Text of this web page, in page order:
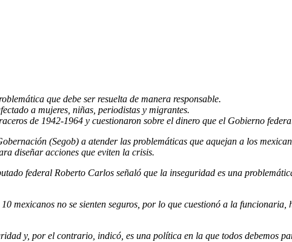
que debe ser resuelta de manera responsable.
a mujeres, niñas, periodistas y migrantes.
de 1942-1964 y cuestionaron sobre el dinero que el Gobierno
(Segob) a atender las problemáticas que aquejan a los
diseñar acciones que eviten la crisis.
federal Roberto Carlos señaló que la inseguridad es una
no se sienten seguros, por lo que cuestionó a la funcionaria,
y, por el contrario, indicó, es una política en la que todos debemos